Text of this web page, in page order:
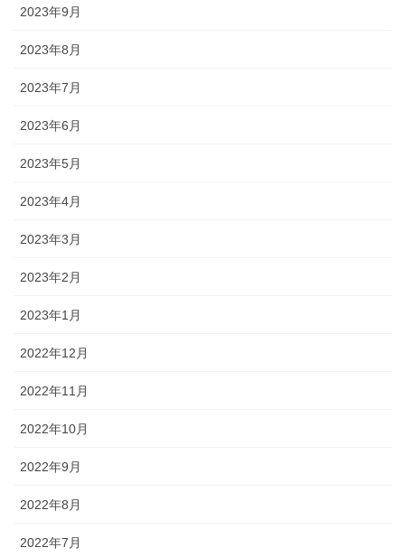
2023年9月
2023年8月
2023年7月
2023年6月
2023年5月
2023年4月
2023年3月
2023年2月
2023年1月
2022年12月
2022年11月
2022年10月
2022年9月
2022年8月
2022年7月